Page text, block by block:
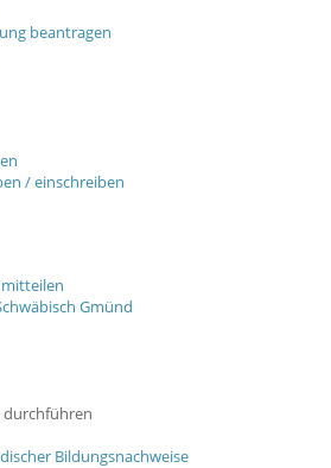
beantragen
/ einschreiben
Gmünd
durchführen
Bildungsnachweise